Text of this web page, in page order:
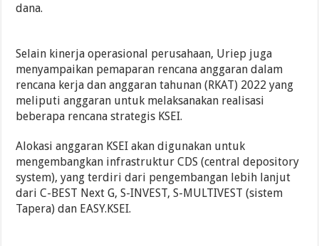
dana.
Selain kinerja operasional perusahaan, Uriep juga
menyampaikan pemaparan rencana anggaran dalam
rencana kerja dan anggaran tahunan (RKAT) 2022 yang
meliputi anggaran untuk melaksanakan realisasi
beberapa rencana strategis KSEI.
Alokasi anggaran KSEI akan digunakan untuk
mengembangkan infrastruktur CDS (central depository
system), yang terdiri dari pengembangan lebih lanjut
dari C-BEST Next G, S-INVEST, S-MULTIVEST (sistem
Tapera) dan EASY.KSEI.